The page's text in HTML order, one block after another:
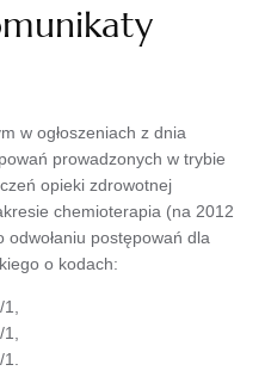
w ogłoszeniach z dnia
prowadzonych w trybie
opieki zdrowotnej
chemioterapia (na 2012
postępowań dla
o kodach: